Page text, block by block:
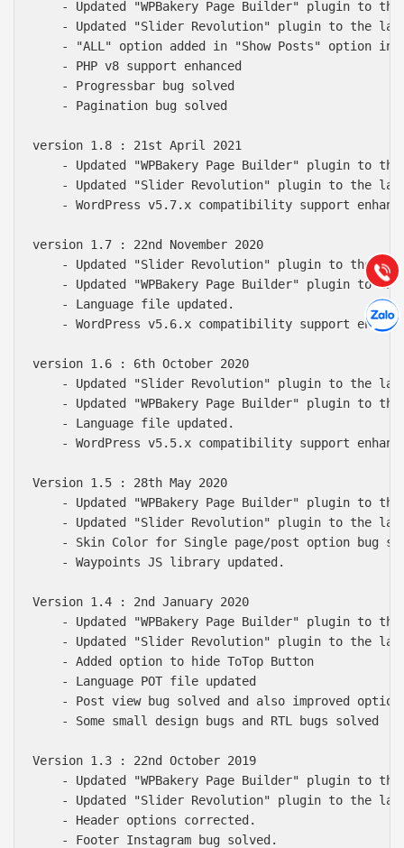
- Updated "WPBakery Page Builder" plugin to
- Updated "Slider Revolution" plugin to the
- "ALL" option added in "Show Posts" option in
    - PHP v8 support enhanced
    - Progressbar bug solved
    - Pagination bug solved
version 1.8 : 21st April 2021
- Updated "WPBakery Page Builder" plugin to
- Updated "Slider Revolution" plugin to the
- WordPress v5.7.x compatibility support
version 1.7 : 22nd November 2020
- Updated "Slider Revolution" plugin to the
- Updated "WPBakery Page Builder" plugin to
    - Language file updated.
- WordPress v5.6.x compatibility support
version 1.6 : 6th October 2020
- Updated "Slider Revolution" plugin to the
- Updated "WPBakery Page Builder" plugin to
    - Language file updated.
- WordPress v5.5.x compatibility support
Version 1.5 : 28th May 2020
- Updated "WPBakery Page Builder" plugin to
- Updated "Slider Revolution" plugin to the
- Skin Color for Single page/post option bug
    - Waypoints JS library updated.
Version 1.4 : 2nd January 2020
- Updated "WPBakery Page Builder" plugin to
- Updated "Slider Revolution" plugin to the
    - Added option to hide ToTop Button
    - Language POT file updated
- Post view bug solved and also improved
    - Some small design bugs and RTL bugs solved
Version 1.3 : 22nd October 2019
- Updated "WPBakery Page Builder" plugin to
- Updated "Slider Revolution" plugin to the
    - Header options corrected.
    - Footer Instagram bug solved.
Gọi
Báo giá & Đặt hàng:
0903.976.769
(028) 22.166.144
Chát
Tư vấn